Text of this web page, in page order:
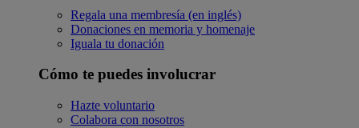
Regala una membresía (en inglés)
Donaciones en memoria y homenaje
Iguala tu donación
Cómo te puedes involucrar
Hazte voluntario
Colabora con nosotros